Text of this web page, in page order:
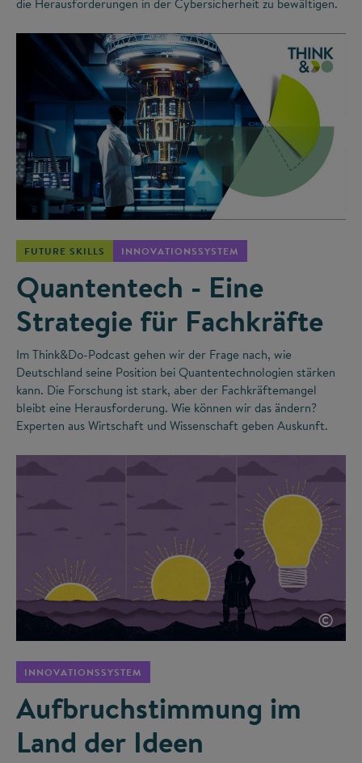
die Herausforderungen in der Cybersicherheit zu bewältigen.
FUTURE SKILLS INNOVATIONSSYSTEM
Quantentech - Eine
Strategie für Fachkräfte
Im Think&Do-Podcast gehen wir der Frage nach, wie
Deutschland seine Position bei Quantentechnologien stärken
kann. Die Forschung ist stark, aber der Fachkräftemangel
bleibt eine Herausforderung. Wie können wir das ändern?
Experten aus Wirtschaft und Wissenschaft geben Auskunft.
©
INNOVATIONSSYSTEM
Aufbruchstimmung im
Land der Ideen